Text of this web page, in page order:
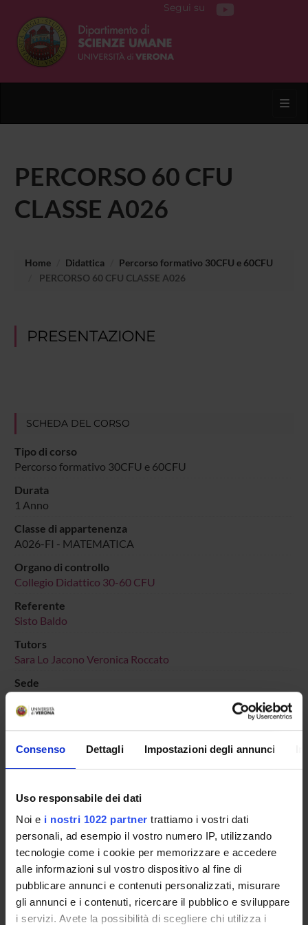
Consenso Dettagli Impostazioni degli annunci
Uso responsabile dei dati
Noi e i nostri 1022 partner trattiamo i vostri dati
personali, ad esempio il vostro numero IP, utilizzando
tecnologie come i cookie per memorizzare e accedere
alle informazioni sul vostro dispositivo al fine di
pubblicare annunci e contenuti personalizzati, misurare
gli annunci e i contenuti, ricercare il pubblico e sviluppare
i servizi. Avete la possibilità di scegliere chi utilizza i
Segui su
PERCORSO 60 CFU
CLASSE A026
Home Didattica
Percorso formativo 30CFU e 60CFU
PERCORSO 60 CFU CLASSE A026
PRESENTAZIONE
SCHEDA DEL CORSO
Tipo di corso
Percorso formativo 30CFU e 60CFU
Durata
1 Anno
Classe di appartenenza
A026-FI - MATEMATICA
Organo di controllo
Collegio Didattico 30-60 CFU
Referente
Sisto Baldo
Tutors
Sara Lo Jacono Veronica Roccato
Sede
Dipartimento di riferimento
Area disciplinare
Lettere, Arti e Comunicazione
Presentazione